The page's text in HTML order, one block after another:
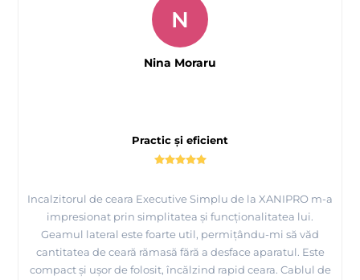
Practic și eficient
Incalzitorul de ceara Executive Simplu de la XANIPRO m-a
impresionat prin simplitatea și funcționalitatea lui.
Geamul lateral este foarte util, permițându-mi să văd
cantitatea de ceară rămasă fără a desface aparatul. Este
compact și ușor de folosit, încălzind rapid ceara. Cablul de
N
Nina Moraru